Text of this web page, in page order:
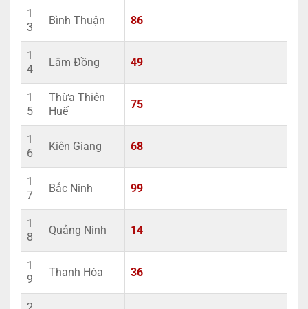
1
3
Bình Thuận 86
1
4
Lâm Đồng 49
1
5
Thừa Thiên
Huế
75
1
6
Kiên Giang 68
1
7
Bắc Ninh 99
1
8
Quảng Ninh 14
1
9
Thanh Hóa 36